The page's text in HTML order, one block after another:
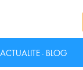
ACTUALITE - BLOG